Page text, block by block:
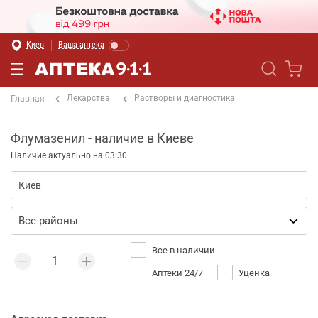
Киев Ваша аптека
Главная Лекарства Растворы и диагностика
Флумазенил - наличие в Киеве
Наличие актуально на 03:30
Все в наличии
Аптеки 24/7 Уценка